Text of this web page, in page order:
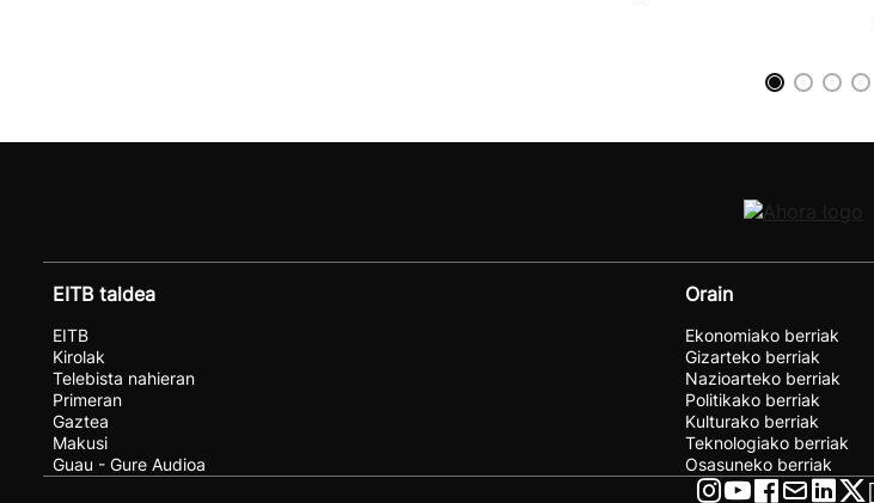
EITB taldea
EITB
Kirolak
Telebista nahieran
Primeran
Gaztea
Makusi
Guau - Gure Audioa
Orain
Ekonomiako berriak
Gizarteko berriak
Nazioarteko berriak
Politikako berriak
Kulturako berriak
Teknologiako berriak
Osasuneko berriak